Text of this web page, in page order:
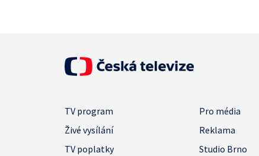
TV program
Pro média
Živé vysílání
Reklama
TV poplatky
Studio Brno